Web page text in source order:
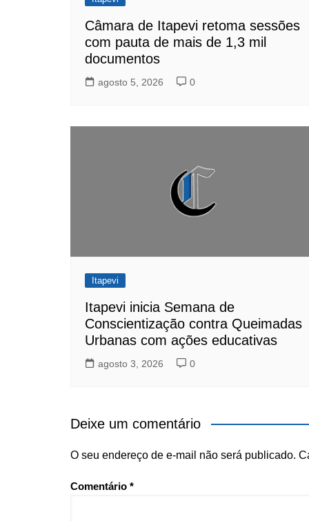
Câmara de Itapevi retoma sessões
com pauta de mais de 1,3 mil
documentos
agosto 5, 2026 0
Itapevi
Itapevi inicia Semana de
Conscientização contra Queimadas
Urbanas com ações educativas
agosto 3, 2026 0
Deixe um comentário
O seu endereço de e-mail não será publicado.
Comentário *